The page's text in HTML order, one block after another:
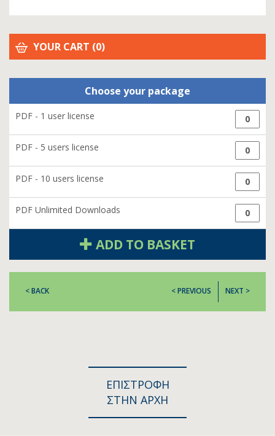
YOUR CART (0)
Choose your package
PDF - 1 user license
PDF - 5 users license
PDF - 10 users license
PDF Unlimited Downloads
ADD TO BASKET
< BACK < PREVIOUS NEXT >
ΕΠΙΣΤΡΟΦΗ
ΣΤΗΝ ΑΡΧΗ